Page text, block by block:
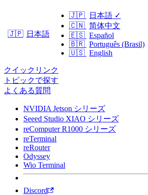
🇯🇵 日本語
🇯🇵 日本語 ✓
🇨🇳 简体中文
🇪🇸 Español
🇧🇷 Português (Brasil)
🇺🇸 English
クイックリンク
トピックで探す
よくある質問
NVIDIA Jetson シリーズ
Seeed Studio XIAO シリーズ
reComputer R1000 シリーズ
reTerminal
reRouter
Odyssey
Wio Terminal
Discord